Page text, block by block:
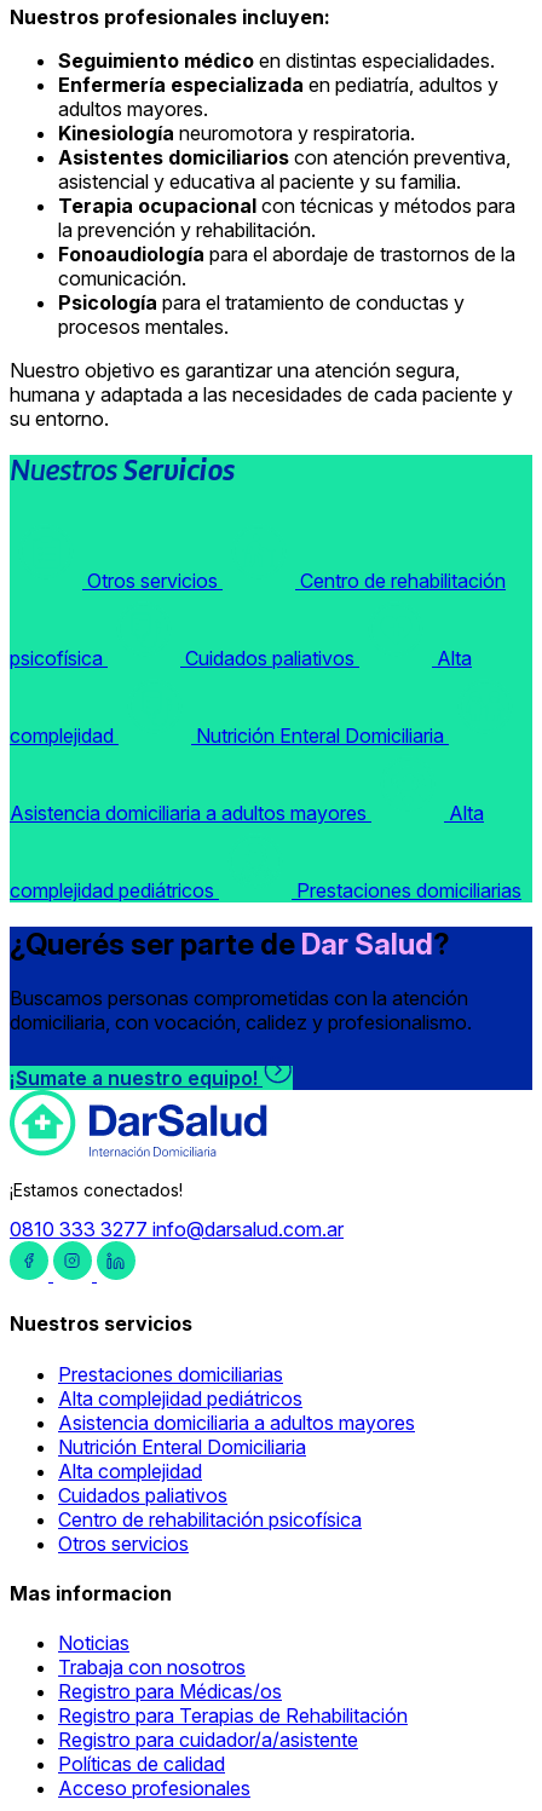
Nuestros profesionales incluyen:
Seguimiento médico en distintas especialidades.
Enfermería especializada en pediatría, adultos y
adultos mayores.
Kinesiología neuromotora y respiratoria.
Asistentes domiciliarios con atención preventiva,
asistencial y educativa al paciente y su familia.
Terapia ocupacional con técnicas y métodos para
la prevención y rehabilitación.
Fonoaudiología para el abordaje de trastornos de la
comunicación.
Psicología para el tratamiento de conductas y
procesos mentales.
Nuestro objetivo es garantizar una atención segura,
humana y adaptada a las necesidades de cada paciente y
su entorno.
Nuestros Servicios
Otros servicios Centro de rehabilitación
psicofísica Cuidados paliativos Alta
complejidad Nutrición Enteral Domiciliaria
Asistencia domiciliaria a adultos mayores Alta
complejidad pediátricos Prestaciones domiciliarias
¿Querés ser parte de Dar Salud?
Buscamos personas comprometidas con la atención
domiciliaria, con vocación, calidez y profesionalismo.
¡Sumate a nuestro equipo!
¡Estamos conectados!
0810 333 3277 info@darsalud.com.ar
Nuestros servicios
Prestaciones domiciliarias
Alta complejidad pediátricos
Asistencia domiciliaria a adultos mayores
Nutrición Enteral Domiciliaria
Alta complejidad
Cuidados paliativos
Centro de rehabilitación psicofísica
Otros servicios
Mas informacion
Noticias
Trabaja con nosotros
Registro para Médicas/os
Registro para Terapias de Rehabilitación
Registro para cuidador/a/asistente
Políticas de calidad
Acceso profesionales